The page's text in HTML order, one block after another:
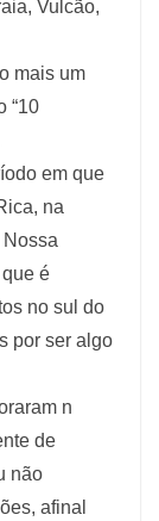
Vulcão,
mais um
“10
em que
na
é
no sul do
por ser algo
n
de
não
afinal